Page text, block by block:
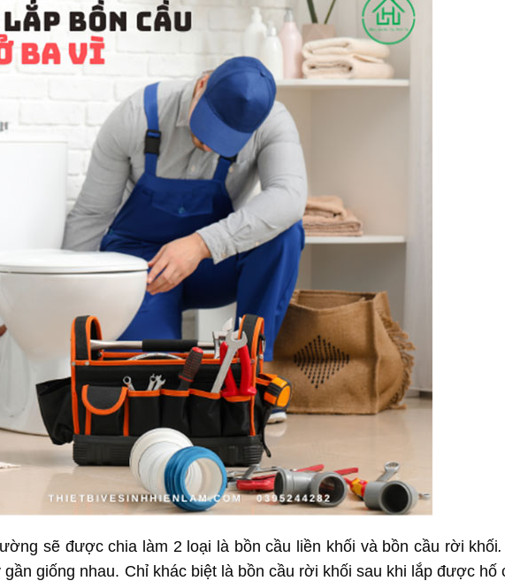
sẽ được chia làm 2 loại là bồn cầu liền khối và bồn cầu rời khối.
giống nhau. Chỉ khác biệt là bồn cầu rời khối sau khi lắp được hố